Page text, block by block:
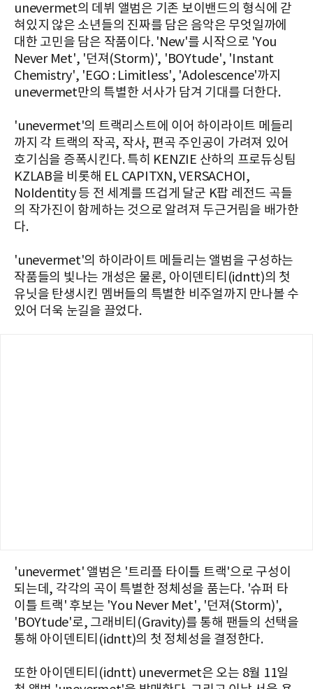
unevermet의 데뷔 앨범은 기존 보이밴드의 형식에 갇
혀있지 않은 소년들의 진짜를 담은 음악은 무엇일까에
대한 고민을 담은 작품이다. 'New'를 시작으로 'You
Never Met', '던져(Storm)', 'BOYtude', 'Instant
Chemistry', 'EGO : Limitless', 'Adolescence'까지
unevermet만의 특별한 서사가 담겨 기대를 더한다.
'unevermet'의 트랙리스트에 이어 하이라이트 메들리
까지 각 트랙의 작곡, 작사, 편곡 주인공이 가려져 있어
호기심을 증폭시킨다. 특히 KENZIE 산하의 프로듀싱팀
KZLAB을 비롯해 EL CAPITXN, VERSACHOI,
NoIdentity 등 전 세계를 뜨겁게 달군 K팝 레전드 곡들
의 작가진이 함께하는 것으로 알려져 두근거림을 배가한
다.
'unevermet'의 하이라이트 메들리는 앨범을 구성하는
작품들의 빛나는 개성은 물론, 아이덴티티(idntt)의 첫
유닛을 탄생시킨 멤버들의 특별한 비주얼까지 만나볼 수
있어 더욱 눈길을 끌었다.
'unevermet' 앨범은 '트리플 타이틀 트랙'으로 구성이
되는데, 각각의 곡이 특별한 정체성을 품는다. '슈퍼 타
이틀 트랙' 후보는 'You Never Met', '던져(Storm)',
'BOYtude'로, 그래비티(Gravity)를 통해 팬들의 선택을
통해 아이덴티티(idntt)의 첫 정체성을 결정한다.
또한 아이덴티티(idntt) unevermet은 오는 8월 11일